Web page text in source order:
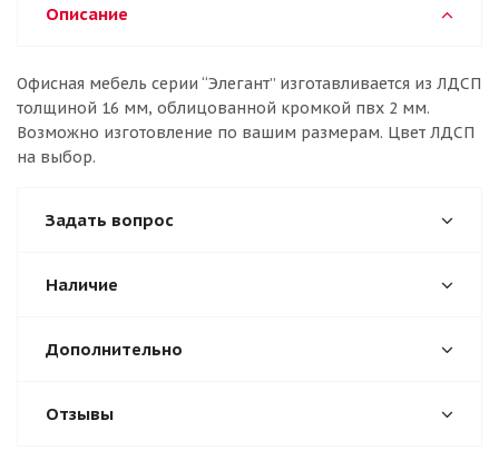
Описание
Офисная мебель серии “Элегант” изготавливается из ЛДСП
толщиной 16 мм, облицованной кромкой пвх 2 мм.
Возможно изготовление по вашим размерам. Цвет ЛДСП
на выбор.
Задать вопрос
Наличие
Дополнительно
Отзывы